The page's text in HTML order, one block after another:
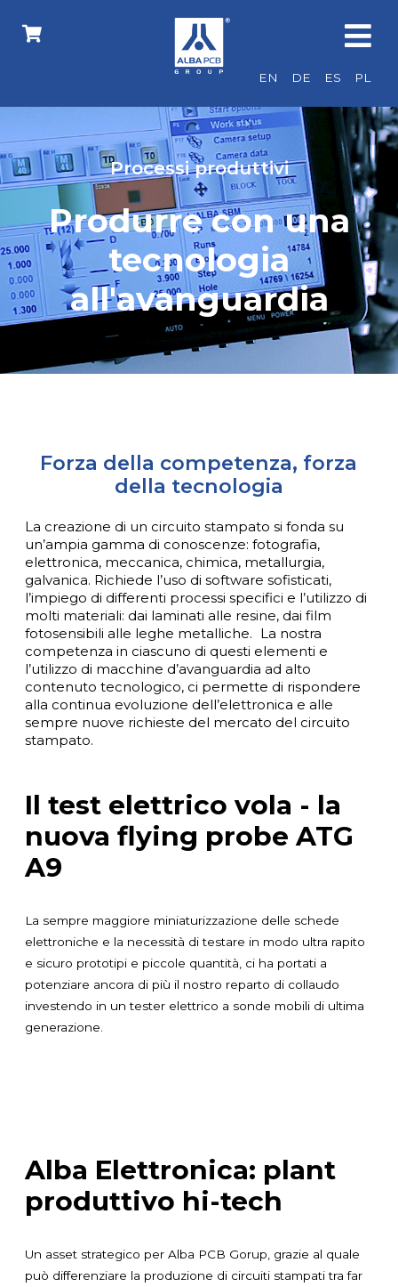
EN DE ES PL
Processi produttivi
Produrre con una
tecnologia
all'avanguardia
Forza della competenza, forza
della tecnologia
La creazione di un circuito stampato si fonda su
un’ampia gamma di conoscenze: fotografia,
elettronica, meccanica, chimica, metallurgia,
galvanica. Richiede l’uso di software sofisticati,
l’impiego di differenti processi specifici e l’utilizzo di
molti materiali: dai laminati alle resine, dai film
fotosensibili alle leghe metalliche. La nostra
competenza in ciascuno di questi elementi e
l’utilizzo di macchine d’avanguardia ad alto
contenuto tecnologico, ci permette di rispondere
alla continua evoluzione dell’elettronica e alle
sempre nuove richieste del mercato del circuito
stampato.
Il test elettrico vola - la
nuova flying probe ATG
A9
La sempre maggiore miniaturizzazione delle schede
elettroniche e la necessità di testare in modo ultra rapito
e sicuro prototipi e piccole quantità, ci ha portati a
potenziare ancora di più il nostro reparto di collaudo
investendo in un tester elettrico a sonde mobili di ultima
generazione.
Alba Elettronica: plant
produttivo hi-tech
Un asset strategico per Alba PCB Gorup, grazie al quale
può differenziare la produzione di circuiti stampati tra far